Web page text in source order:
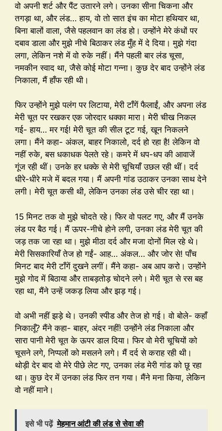
वो अपनी शर्ट और पैंट उतारने लगे। उनका सीना चिकना और
तगड़ा था, और लंड… हाय, वो तो सात इंच का मोटा हथियार था,
बिना बालों वाला, जैसे पहलवान का लंड हो। उन्होंने मेरे कंधों पर
दबाव डाला और मुझे नीचे बिठाकर लंड मुँह में दे दिया। मुझे गंदा
लगा, लेकिन नशे में वो रुके नहीं। मैंने पहली बार लंड चूसा,
नमकीन स्वाद था, जैसे कोई मोटा गन्ना। कुछ देर बाद उन्होंने लंड
निकाला, मैं हाँफ रही थी।
फिर उन्होंने मुझे पलंग पर लिटाया, मेरी टाँगें फैलाईं, और अपना लंड
मेरी चूत पर रखकर एक जोरदार धक्का मारा। मेरी चीख निकल
गई- हाय… मर गई! मेरी चूत की सील टूट गई, खून निकलने
लगा। मैंने कहा- अंकल, बाहर निकालो, दर्द हो रहा है! लेकिन वो
नहीं रुके, बस धकाधक पेलते रहे। कमरे में धप-धप की आवाजें
गूंज रही थीं। उनके हर धक्के से मेरी चूचियाँ उछल रही थीं। दर्द
धीरे-धीरे मजे में बदल गया। मैं अपनी गांड उठाकर उनका साथ देने
लगी। मेरी चूत कसी थी, लेकिन उनका लंड उसे चीर रहा था।
15 मिनट तक वो मुझे चोदते रहे। फिर वो पलट गए, और मैं उनके
लंड पर बैठ गई। मैं ऊपर-नीचे होने लगी, उनका लंड मेरी चूत की
जड़ तक जा रहा था। मुझे मीठा दर्द और मजा दोनों मिल रहे थे।
मेरी सिसकारियाँ तेज हो गईं- आह… अंकल… और जोर से! पाँच
मिनट बाद मेरी टाँगें दुखने लगीं। मैंने कहा- अब आप करो। उन्होंने
मुझे गोद में बिठाया और ताबड़तोड़ चोदने लगे। मेरी चूत से रस बह
रहा था, मैंने उन्हें जकड़ लिया और झड़ गई।
वो अभी नहीं झड़े थे। उनकी स्पीड और तेज हो गई। वो बोले- कहाँ
निकालूँ? मैंने कहा- बाहर, अंदर नहीं! उन्होंने लंड निकाला और
सारा पानी मेरी चूत के ऊपर डाल दिया। फिर वो मेरी चूचियों को
चूसने लगे, निप्पलों को मसलने लगे। मैं दर्द से कराह रही थी।
थोड़ी देर बाद वो मेरे पीछे लेट गए, उनका लंड मेरी गांड को छू रहा
था। कुछ देर में उनका लंड फिर तन गया। मैंने मना किया, लेकिन
वो नहीं माने।
इसे भी पढ़ें मेहमान आंटी की लंड से सेवा की